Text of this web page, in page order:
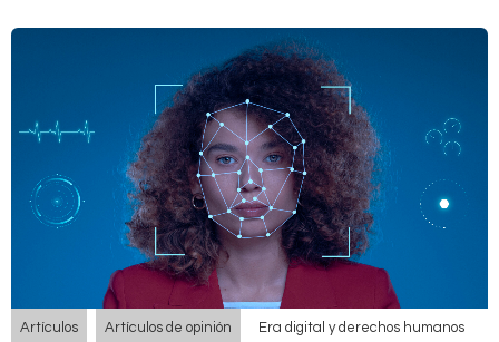
Artículos Artículos de opinión Era digital y derechos humanos